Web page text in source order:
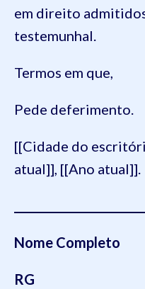
em direito
testemunhal.
Termos em que,
Pede deferimento.
[[Cidade do
atual]], [[Ano atual]].
Nome Completo
RG